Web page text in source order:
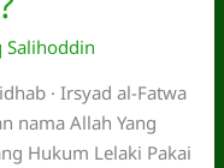
Salihoddin
· Irsyad al-Fatwa
Hukum Lelaki Pakai